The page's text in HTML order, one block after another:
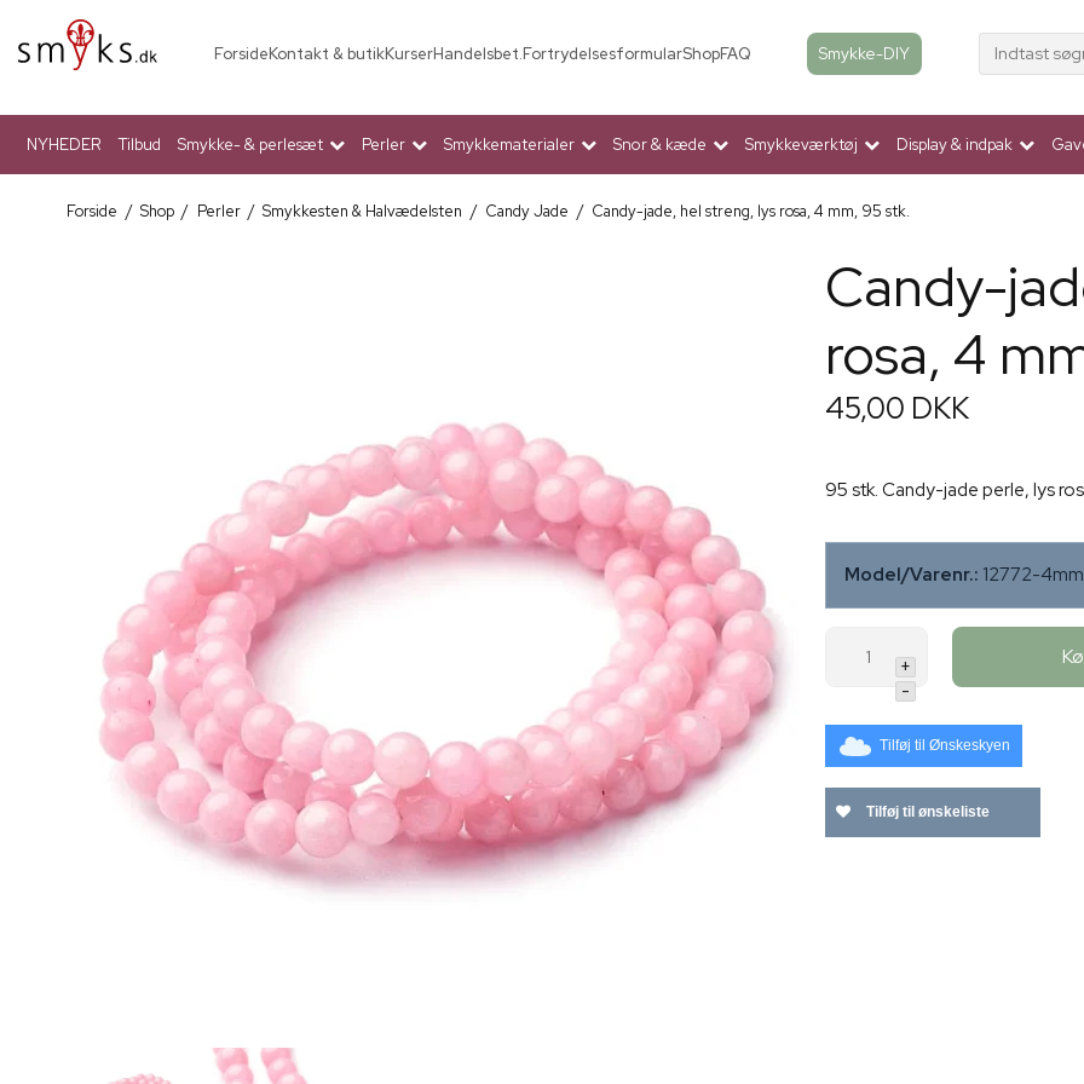
ForsideKontakt & butikKurserHandelsbet.FortrydelsesformularShopFAQ Smykke-DIY Indtast
NYHEDER Tilbud Smykke- & perlesæt Perler Smykkematerialer Snor & kæde Smykkeværktøj Display & indpak
Forside / Shop / Perler / Smykkesten & Halvædelsten / Candy Jade / Candy-jade, hel streng, lys rosa, 4 mm, 95 stk.
Candy-
rosa, 4
45,00 DKK
95 stk. Candy-jade perle, lys
Model/Varenr.: 12772-
+
-
Tilføj til Ønskeskyen
Tilføj til ønskeliste